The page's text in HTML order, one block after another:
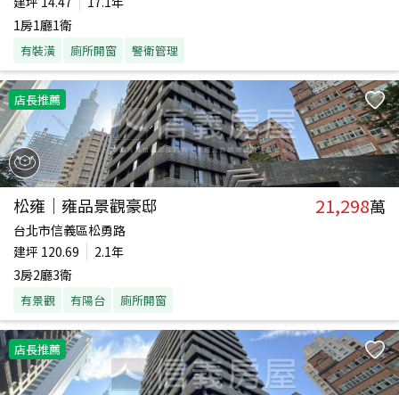
1房1廳1衛
有裝潢 廁所開窗 警衛管理
店長推薦
松雍｜雍品景觀豪邸 21,298萬
台北市信義區松勇路
建坪 120.69
2.1年
3房2廳3衛
有景觀 有陽台 廁所開窗
店長推薦